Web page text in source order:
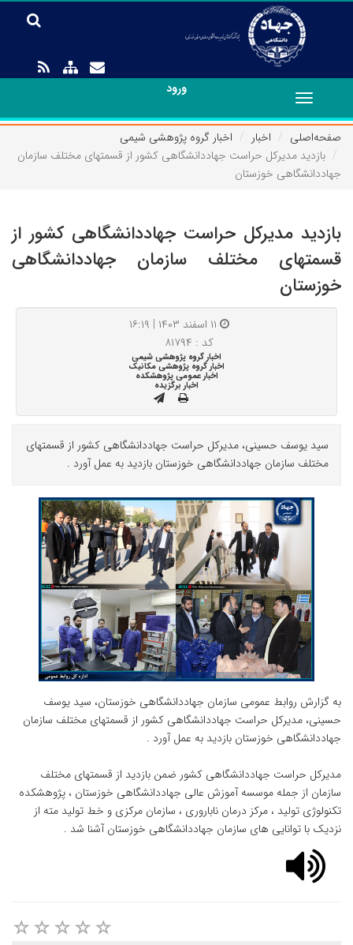
ورود
Toggle
navigation
صفحه‌اصلی
اخبار
اخبار گروه پژوهشی شیمی
بازدید مدیرکل حراست جهاددانشگاهی کشور از قسمتهای مختلف سازمان
جهاددانشگاهی خوزستان
بازدید مدیرکل حراست جهاددانشگاهی کشور از
قسمتهای مختلف سازمان جهاددانشگاهی
خوزستان
۱۱ اسفند ۱۴۰۳ | ۱۶:۱۹
کد : ۸۱۷۹۴
اخبار گروه پژوهشی شیمی
اخبار گروه پژوهشی مکانیک
اخبار عمومی پژوهشکده
اخبار برگزیده
سید یوسف حسینی، مدیرکل حراست جهاددانشگاهی کشور از قسمتهای
مختلف سازمان جهاددانشگاهی خوزستان بازدید به عمل آورد .
به گزارش روابط عمومی سازمان جهاددانشگاهی خوزستان، سید یوسف
حسینی، مدیرکل حراست جهاددانشگاهی کشور از قسمتهای مختلف سازمان
جهاددانشگاهی خوزستان بازدید به عمل آورد .
مدیرکل حراست جهاددانشگاهی کشور ضمن بازدید از قسمتهای مختلف
سازمان از جمله موسسه آموزش عالی جهاددانشگاهی خوزستان ، پژوهشکده
تکنولوژی تولید ، مرکز درمان ناباروری ، سازمان مرکزی و خط تولید مته از
نزدیک با توانایی های سازمان جهاددانشگاهی خوزستان آشنا شد .